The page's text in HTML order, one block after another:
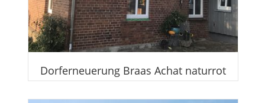
Dorferneuerung Braas Achat naturrot